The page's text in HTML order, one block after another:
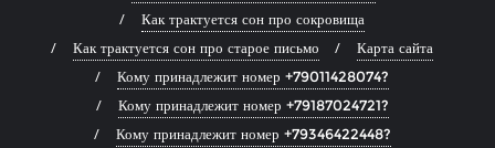
Как трактуется сон про сокровища
Как трактуется сон про старое письмо
Карта сайта
Кому принадлежит номер +79011428074?
Кому принадлежит номер +79187024721?
Кому принадлежит номер +79346422448?